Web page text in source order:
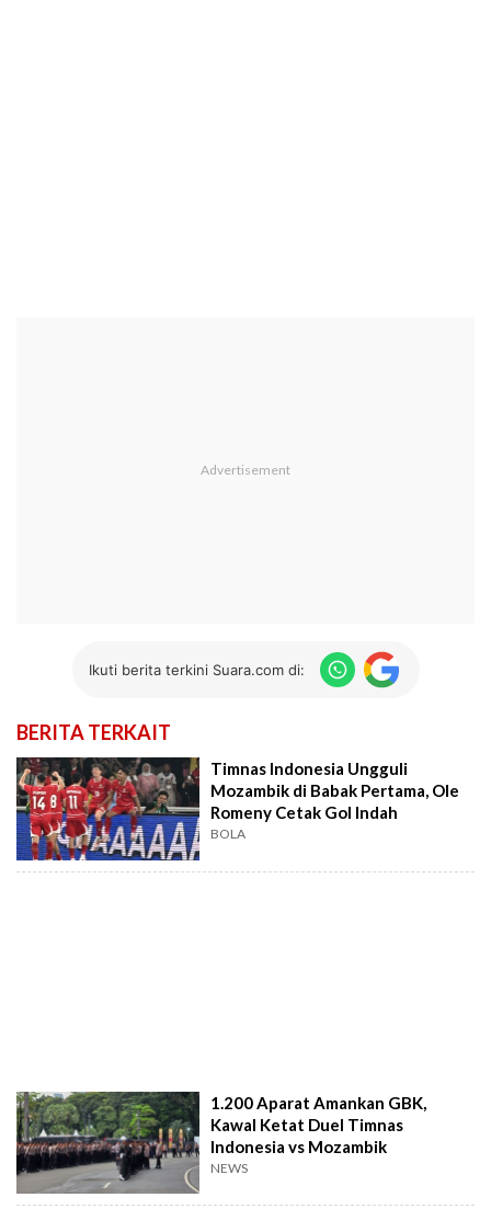
Ikuti berita terkini Suara.com di:
BERITA TERKAIT
Timnas Indonesia Ungguli
Mozambik di Babak Pertama, Ole
Romeny Cetak Gol Indah
BOLA
1.200 Aparat Amankan GBK,
Kawal Ketat Duel Timnas
Indonesia vs Mozambik
NEWS